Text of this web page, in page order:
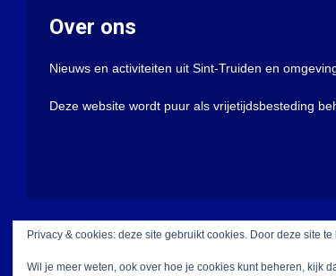
Over ons
Nieuws en activiteiten uit Sint-Truiden en
Deze website wordt puur als vrijetijdsbesteding
Privacy & cookies: deze site gebruikt cookies. Door deze site
Wil je meer weten, ook over hoe je cookies kunt beheren, kijk